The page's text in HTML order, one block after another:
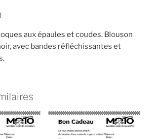
aux épaules et coudes. Blouson
avec bandes réfléchissantes et